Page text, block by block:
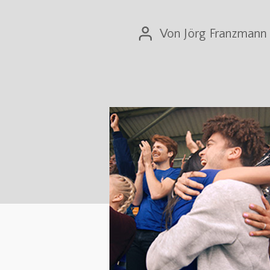
Beitragsautor
Von Jörg Franzmann